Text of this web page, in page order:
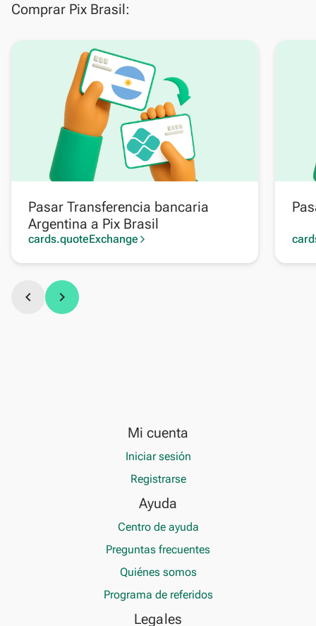
Comprar Pix Brasil:
Pasar Transferencia bancaria
Argentina a Pix Brasil
cards.quoteExchange arrow_forward_ios
chevron_left chevron_right
Mi cuenta
Iniciar sesión
Registrarse
Ayuda
Centro de ayuda
Preguntas frecuentes
Quiénes somos
Programa de referidos
Legales